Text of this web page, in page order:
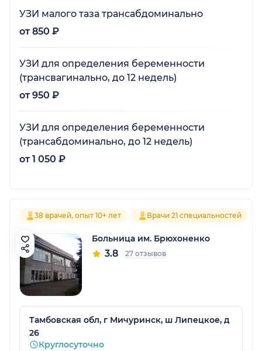
УЗИ малого таза трансабдоминально
от 850 ₽
УЗИ для определения беременности
(трансвагинально, до 12 недель)
от 950 ₽
УЗИ для определения беременности
(трансабдоминально, до 12 недель)
от 1 050 ₽
38 врачей, опыт 10+ лет Врачи 21 специальностей
Больница им. Брюхоненко
3.8 27 отзывов
Тамбовская обл, г Мичуринск, ш Липецкое, д
26
Круглосуточно